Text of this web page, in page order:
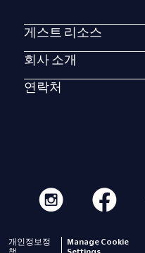
게스트 리소스
회사 소개
연락처
개인정보정
Manage Cookie